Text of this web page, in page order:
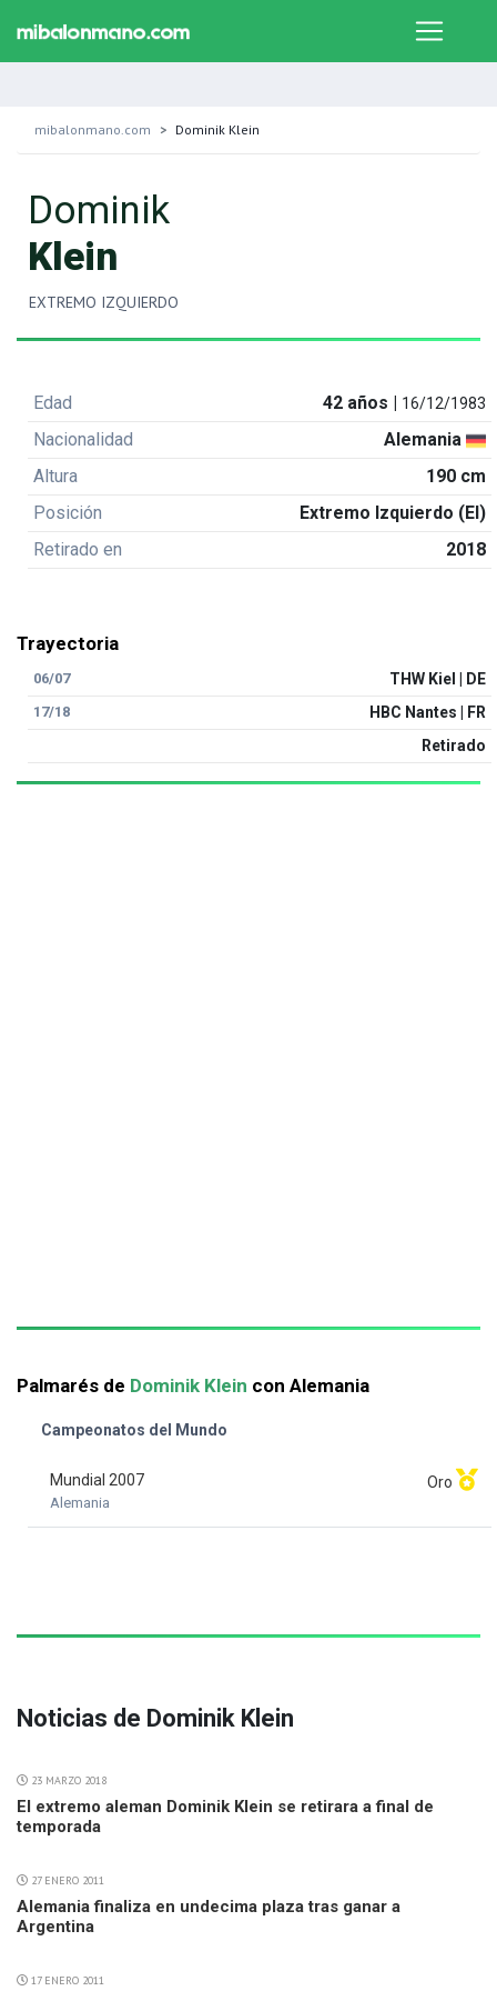
mibalonmano.com Dominik Klein
Dominik
Klein
EXTREMO IZQUIERDO
Edad 42 años | 16/12/1983
Nacionalidad
Alemania
Altura
190 cm
Posición
Extremo Izquierdo (EI)
Retirado en
2018
Trayectoria
06/07 THW Kiel | DE
17/18
HBC Nantes | FR
Retirado
Palmarés de Dominik Klein con Alemania
Campeonatos del Mundo
Mundial 2007
Alemania
Oro
Noticias de Dominik Klein
23 MARZO 2018
El extremo aleman Dominik Klein se retirara a final de
temporada
27 ENERO 2011
Alemania finaliza en undecima plaza tras ganar a
Argentina
17 ENERO 2011